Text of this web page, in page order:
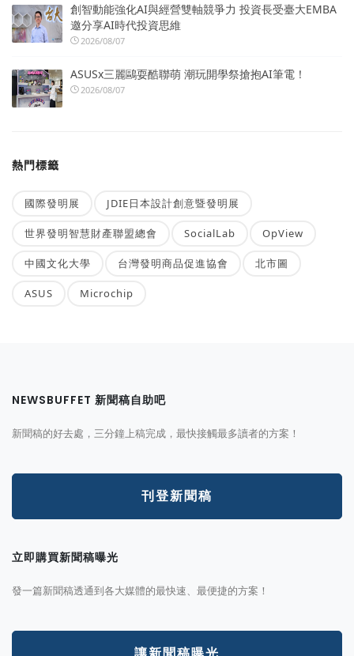
創智動能強化AI與經營雙軸競爭力 投資長受臺大EMBA
邀分享AI時代投資思維
2026/08/07
ASUSx三麗鷗耍酷聯萌 潮玩開學祭搶抱AI筆電！
2026/08/07
熱門標籤
國際發明展 JDIE日本設計創意暨發明展
世界發明智慧財產聯盟總會 SocialLab OpView
中國文化大學 台灣發明商品促進協會 北市圖
ASUS Microchip
NEWSBUFFET 新聞稿自助吧
新聞稿的好去處，三分鐘上稿完成，最快接觸最多讀者的方案！
刊登新聞稿
立即購買新聞稿曝光
發一篇新聞稿透通到各大媒體的最快速、最便捷的方案！